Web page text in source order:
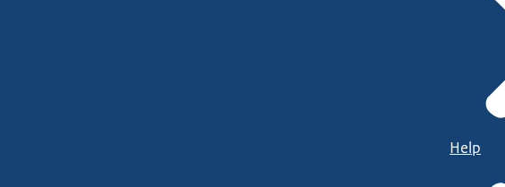
Help